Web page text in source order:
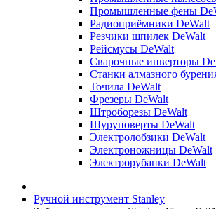
Промышленные фены
Радиоприёмники DeWalt
Резчики шпилек DeWalt
Рейсмусы DeWalt
Сварочные инверторы
Станки алмазного
Точила DeWalt
Фрезеры DeWalt
Штроборезы DeWalt
Шуруповерты DeWalt
Электролобзики DeWalt
Электроножницы DeWalt
Электрорубанки DeWalt
Ручной инструмент Stanley